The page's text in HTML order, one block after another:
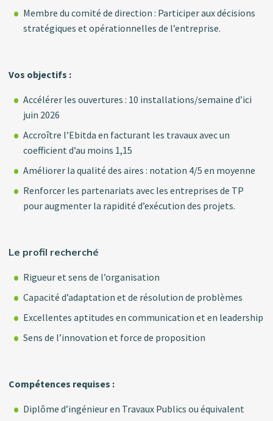
Membre du comité de direction : Participer aux décisions
stratégiques et opérationnelles de l’entreprise.
Vos objectifs :
Accélérer les ouvertures : 10 installations/semaine d’ici
juin 2026
Accroître l’Ebitda en facturant les travaux avec un
coefficient d’au moins 1,15
Améliorer la qualité des aires : notation 4/5 en moyenne
Renforcer les partenariats avec les entreprises de TP
pour augmenter la rapidité d’exécution des projets.
Le profil recherché
Rigueur et sens de l’organisation
Capacité d’adaptation et de résolution de problèmes
Excellentes aptitudes en communication et en leadership
Sens de l’innovation et force de proposition
Compétences requises :
Diplôme d’ingénieur en Travaux Publics ou équivalent